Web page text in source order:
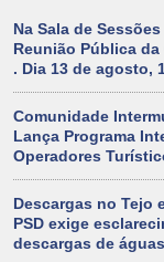
Na Sala de
Reunião Pública
. Dia 13 de agosto,
Comunidade
Lança Programa
Operadores
Descargas no Tejo
PSD exige
descargas de